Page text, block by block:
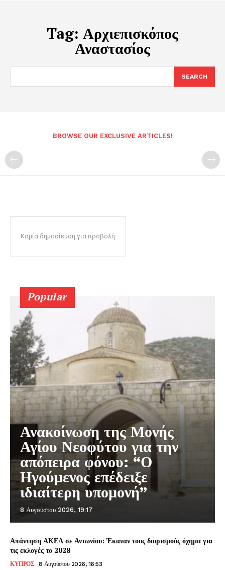
Tag: Αρχιεπισκόπος
Αναστασίος
SEARCH
BROWSE OUR EXCLUSIVE ARTICLES!
Καμία δημοσίευση για προβολή
Popular
Ανακοίνωση της Μονής
Αγίου Νεοφύτου για την
απόπειρα φόνου: “Ο
Ηγούμενος επέδειξε
ιδιαίτερη υπομονή”
8 Αυγούστου 2026, 19:17
Απάντηση ΑΚΕΛ σε Αντωνίου: Έκαναν τους διορισμούς όχημα για
τις εκλογές το 2028
ΚΥΠΡΟΣ 8 Αυγούστου 2026, 16:53